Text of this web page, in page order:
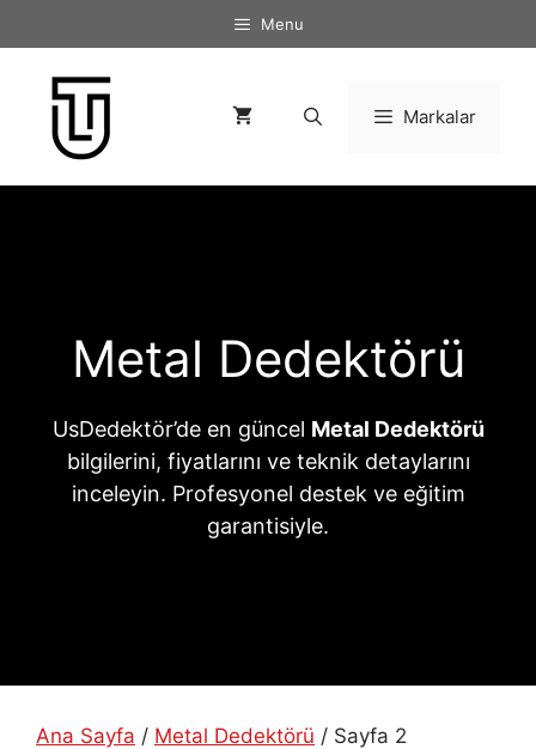
atla
Menu
Markalar
Metal Dedektörü
UsDedektör’de en güncel Metal Dedektörü
bilgilerini, fiyatlarını ve teknik detaylarını
inceleyin. Profesyonel destek ve eğitim
garantisiyle.
Ana Sayfa / Metal Dedektörü / Sayfa 2